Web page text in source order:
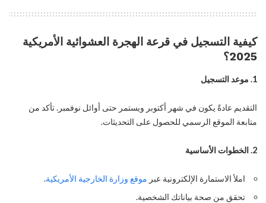
كيفية التسجيل في قرعة الهجرة العشوائية الأمريكية
2025؟
1. موعد التسجيل
التقديم عادةً يكون في شهر أكتوبر ويستمر حتى أوائل نوفمبر. تأكد من
متابعة الموقع الرسمي للحصول على التحديثات.
2. الخطوات الأساسية
املأ الاستمارة الإلكترونية عبر موقع وزارة الخارجية الأمريكية.
تحقق من صحة بياناتك الشخصية.